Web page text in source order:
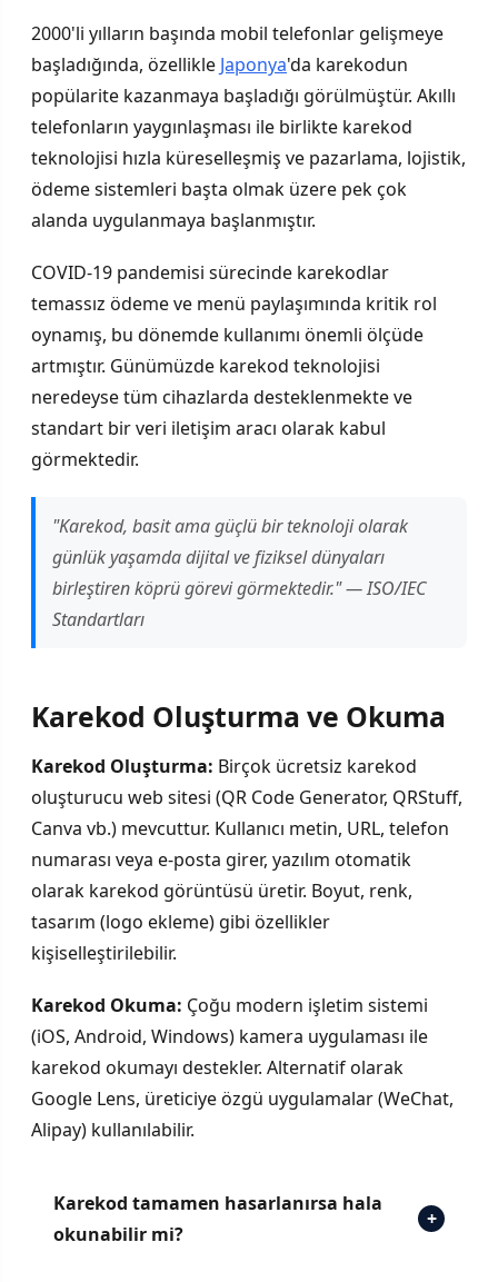
2000'li yılların başında mobil telefonlar gelişmeye
başladığında, özellikle Japonya'da karekodun
popülarite kazanmaya başladığı görülmüştür. Akıllı
telefonların yaygınlaşması ile birlikte karekod
teknolojisi hızla küreselleşmiş ve pazarlama, lojistik,
ödeme sistemleri başta olmak üzere pek çok
alanda uygulanmaya başlanmıştır.
COVID-19 pandemisi sürecinde karekodlar
temassız ödeme ve menü paylaşımında kritik rol
oynamış, bu dönemde kullanımı önemli ölçüde
artmıştır. Günümüzde karekod teknolojisi
neredeyse tüm cihazlarda desteklenmekte ve
standart bir veri iletişim aracı olarak kabul
görmektedir.
"Karekod, basit ama güçlü bir teknoloji olarak
günlük yaşamda dijital ve fiziksel dünyaları
birleştiren köprü görevi görmektedir." — ISO/IEC
Standartları
Karekod Oluşturma ve Okuma
Karekod Oluşturma: Birçok ücretsiz karekod
oluşturucu web sitesi (QR Code Generator, QRStuff,
Canva vb.) mevcuttur. Kullanıcı metin, URL, telefon
numarası veya e-posta girer, yazılım otomatik
olarak karekod görüntüsü üretir. Boyut, renk,
tasarım (logo ekleme) gibi özellikler
kişiselleştirilebilir.
Karekod Okuma: Çoğu modern işletim sistemi
(iOS, Android, Windows) kamera uygulaması ile
karekod okumayı destekler. Alternatif olarak
Google Lens, üreticiye özgü uygulamalar (WeChat,
Alipay) kullanılabilir.
Karekod tamamen hasarlanırsa hala
okunabilir mi?
+